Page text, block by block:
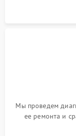
Мы проведем
ее ремонта и